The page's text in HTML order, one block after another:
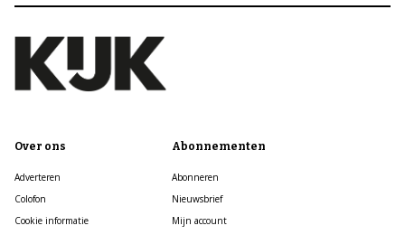
Over ons
Adverteren
Colofon
Cookie informatie
Abonnementen
Abonneren
Nieuwsbrief
Mijn account